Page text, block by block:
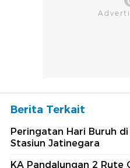
Berita Terkait
Peringatan Hari Buruh
Stasiun Jatinegara
KA Pandalungan 2 Rute